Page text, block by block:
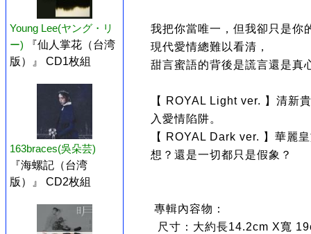
Young Lee(ヤング・リ
ー)
『仙人掌花（台湾
版）』 CD1枚組
163braces(吳朵芸)
『海螺記（台湾
版）』 CD2枚組
我把你當唯一，但我卻只是你
現代愛情總難以看清，
甜言蜜語的背後是謊言還是真
【 ROYAL Light ver. 】清新
入愛情陷阱。
【 ROYAL Dark ver. 】華麗
想？還是一切都只是假象？
專輯內容物：
尺寸：大約長14.2cm X寬